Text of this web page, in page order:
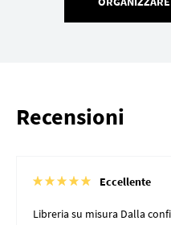
Recensioni
Eccellente
Libreria su misura Dalla